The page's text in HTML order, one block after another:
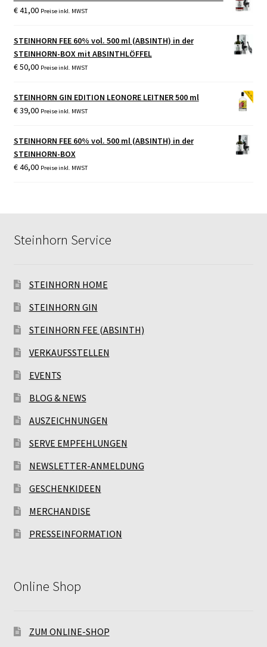
€41,00 Preise inkl. MWST
STEINHORN FEE 60% vol. 500 ml (ABSINTH) in der
STEINHORN-BOX mit ABSINTHLÖFFEL
€50,00 Preise inkl. MWST
STEINHORN GIN EDITION LEONORE LEITNER 500 ml
€39,00 Preise inkl. MWST
STEINHORN FEE 60% vol. 500 ml (ABSINTH) in der
STEINHORN-BOX
€46,00 Preise inkl. MWST
Steinhorn Service
STEINHORN HOME
STEINHORN GIN
STEINHORN FEE (ABSINTH)
VERKAUFSSTELLEN
EVENTS
BLOG & NEWS
AUSZEICHNUNGEN
SERVE EMPFEHLUNGEN
NEWSLETTER-ANMELDUNG
GESCHENKIDEEN
MERCHANDISE
PRESSEINFORMATION
Online Shop
ZUM ONLINE-SHOP